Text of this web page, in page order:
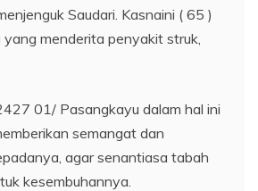
Saudari. Kasnaini ( 65 )
menderita penyakit struk,
01/ Pasangkayu dalam hal ini
semangat dan
agar senantiasa tabah
kesembuhannya.